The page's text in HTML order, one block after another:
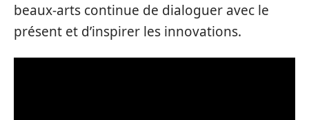
beaux-arts continue de dialoguer avec le
présent et d’inspirer les innovations.